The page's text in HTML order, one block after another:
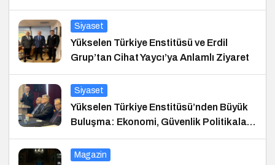
Siyaset
Yükselen Türkiye Enstitüsü ve Erdil
Grup’tan Cihat Yaycı’ya Anlamlı Ziyaret
Siyaset
Yükselen Türkiye Enstitüsü’nden Büyük
Buluşma: Ekonomi, Güvenlik Politikaları
ve Hukuk Konferansı
Magazin